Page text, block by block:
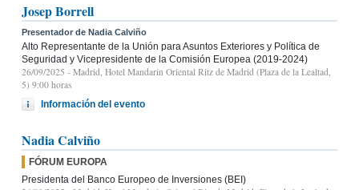
Josep Borrell
Presentador de Nadia Calviño
Alto Representante de la Unión para Asuntos Exteriores y Política de
Seguridad y Vicepresidente de la Comisión Europea (2019-2024)
26/09/2025 - Madrid, Hotel Mandarin Oriental Ritz de Madrid (Plaza de la Lealtad,
5) 9:00 horas
Información del evento
Nadia Calviño
FÓRUM EUROPA
Presidenta del Banco Europeo de Inversiones (BEI)